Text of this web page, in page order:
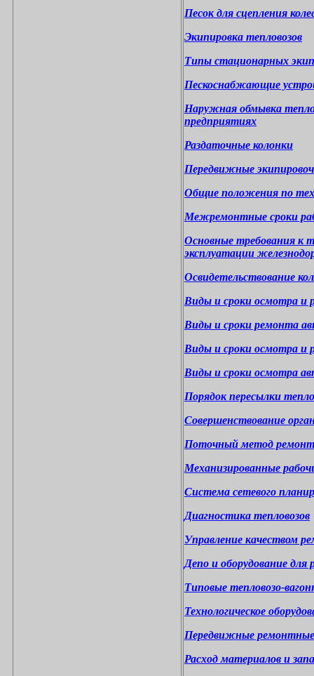
Песок для сцепления
Экипировка тепловозов
Типы стационарных
Пескоснабжающие
Наружная обмывка
предприятиях
Раздаточные колонки
Передвижные
Общие положения по
Межремонтные сроки
Основные требования к
эксплуатации
Освидетельствование
Виды и сроки осмотра и
Виды и сроки ремонта
Виды и сроки осмотра и
Виды и сроки осмотра
Порядок пересылки
Совершенствование
Поточный метод
Механизированные
Система сетевого
Диагностика тепловозов
Управление качеством
Депо и оборудование для
Типовые тепловозо-
Технологическое
Передвижные ремонтные
Расход материалов и